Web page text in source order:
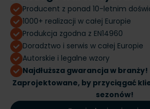
Producent z ponad 10-letnim
1000+ realizacji w całej Europie
Produkcja zgodna z EN14960
Doradztwo i serwis w całej Europie
Autorskie i legalne wzory
Najdłuższa gwarancja w branży!
Zaprojektowane, by przyciągać
sezonów!